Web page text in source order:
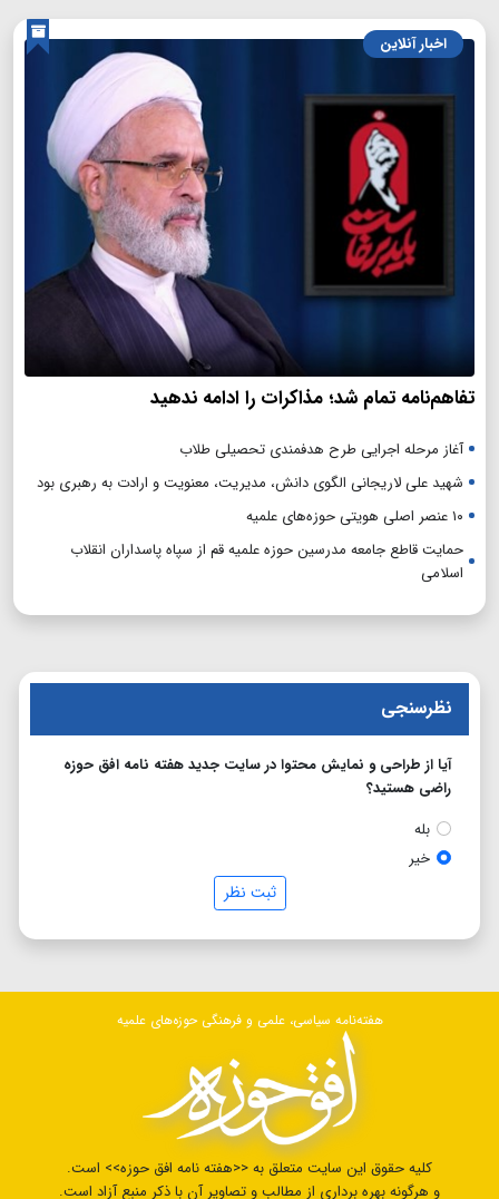
اخبار آنلاین
تفاهم‌نامه تمام شد؛ مذاکرات را ادامه ندهید
آغاز مرحله اجرایی طرح هدفمندی تحصیلی طلاب
شهید علی لاریجانی الگوی دانش، مدیریت، معنویت و ارادت به رهبری بود
۱۰ عنصر اصلی هویتی حوزه‌های علمیه
حمایت قاطع جامعه مدرسین حوزه علمیه قم از سپاه پاسداران انقلاب
اسلامی
نظرسنجی
آیا از طراحی و نمایش محتوا در سایت جدید هفته نامه افق حوزه
راضی هستید؟
بله
خیر
ثبت نظر
هفته‌نامه سیاسی، علمی و فرهنگی حوزه‌های علمیه
کلیه حقوق این سایت متعلق به <<هفته نامه افق حوزه>> است.
و هرگونه بهره برداری از مطالب و تصاویر آن با ذکر منبع آزاد است.